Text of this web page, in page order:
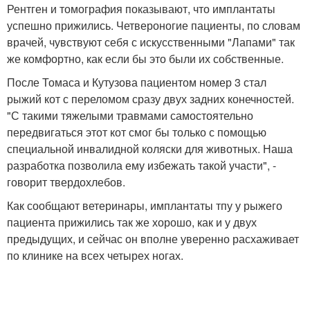
Рентген и томография показывают, что имплантаты
успешно прижились. Четвероногие пациенты, по словам
врачей, чувствуют себя с искусственными "Лапами" так
же комфортно, как если бы это были их собственные.
После Томаса и Кутузова пациентом номер 3 стал
рыжий кот с переломом сразу двух задних конечностей.
"С такими тяжелыми травмами самостоятельно
передвигаться этот кот смог бы только с помощью
специальной инвалидной коляски для животных. Наша
разработка позволила ему избежать такой участи", -
говорит твердохлебов.
Как сообщают ветеринары, имплантаты тпу у рыжего
пациента прижились так же хорошо, как и у двух
предыдущих, и сейчас он вполне уверенно расхаживает
по клинике на всех четырех ногах.